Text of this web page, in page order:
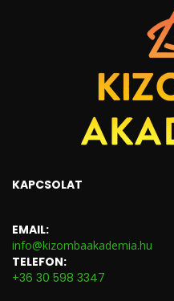
KAPCSOLAT
EMAIL:
info@kizombaakademia.hu
TELEFON:
+36 30 598 3347